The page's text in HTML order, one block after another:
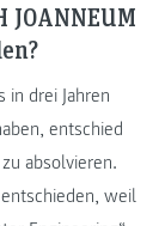
in drei Jahren
entschied
absolvieren.
entschieden, weil